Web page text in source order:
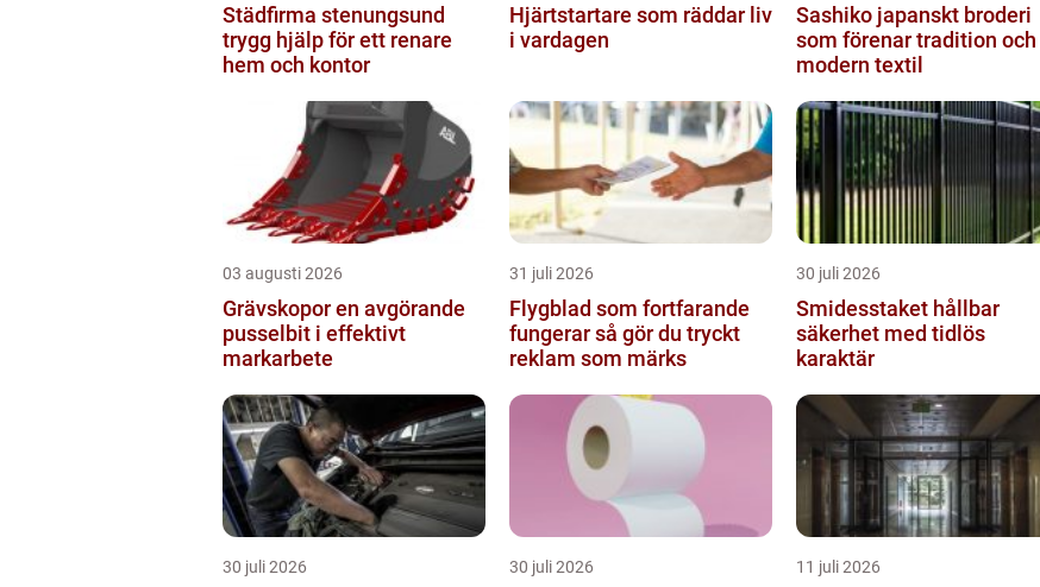
Städfirma stenungsund
trygg hjälp för ett renare
hem och kontor
Hjärtstartare som räddar liv
i vardagen
Sashiko japanskt broderi
som förenar tradition och
modern textil
03 augusti 2026
Grävskopor en avgörande
pusselbit i effektivt
markarbete
31 juli 2026
Flygblad som fortfarande
fungerar så gör du tryckt
reklam som märks
30 juli 2026
Smidesstaket hållbar
säkerhet med tidlös
karaktär
30 juli 2026 30 juli 2026 11 juli 2026